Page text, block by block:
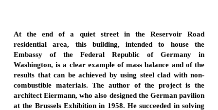
At the end of a quiet street in the Reservoir Road
residential area, this building, intended to house the
Embassy of the Federal Republic of Germany in
Washington, is a clear example of mass balance and of the
results that can be achieved by using steel clad with non-
combustible materials. The author of the project is the
architect Eiermann, who also designed the German pavilion
at the Brussels Exhibition in 1958. He succeeded in solving